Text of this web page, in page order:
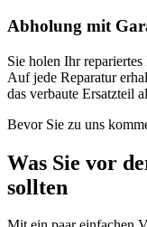
Abholung mit
Sie holen Ihr
Auf jede Reparatur
das verbaute Ersatzteil
Bevor Sie zu uns
Was Sie vor
sollten